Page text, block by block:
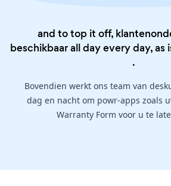
and to top it off,
beschikbaar all day every day, as
.
Bovendien werkt ons team van
dag en nacht om powr-apps zoals
Warranty Form voor u te